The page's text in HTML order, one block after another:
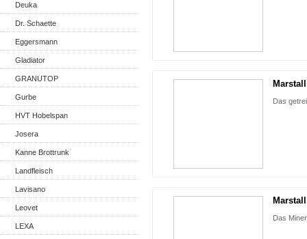
Deuka
Dr. Schaette
Eggersmann
Gladiator
GRANUTOP
Gurbe
HVT Hobelspan
Josera
Kanne Brottrunk
Landfleisch
Lavisano
Leovet
LEXA
Das
Das